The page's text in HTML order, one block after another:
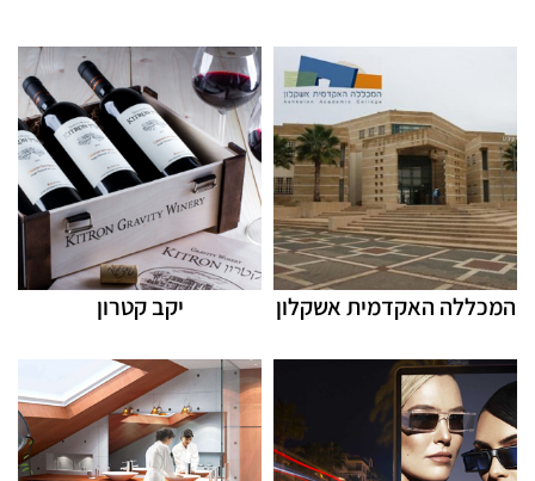
המכללה האקדמית אשקלון יקב קטרון